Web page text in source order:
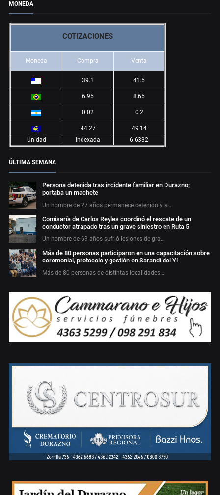
MONEDA
COTIZACIONES
Moneda Compra Venta
39.1 41.5
6.95 8.65
0.02 0.2
44.27
49.14
Unidad
Indexada 6.6332
ÚLTIMA SEMANA
Persona detenida tras incidente familiar en Durazno;
portaba un machete
Un hombre de 27 años permanece detenido y a…
Comisaría de Carlos Reyles coordinó el rescate de un
conductor atrapado tras un grave siniestro en Ruta 5
Un hombre de 63 años sufrió lesiones de gra…
Más de 80 personas participaron en una capacitación sobre
ceremonial, protocolo y gestión en Sarandí del Yí
Más de 80 personas de distintas localidades…